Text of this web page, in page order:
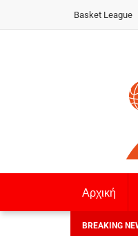
Basket League
Αρχική
BREAKING